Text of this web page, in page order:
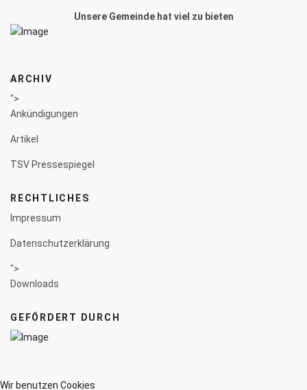
Unsere Gemeinde hat viel zu bieten
ARCHIV
">
Ankündigungen
Artikel
TSV Pressespiegel
RECHTLICHES
Impressum
Datenschutzerklärung
">
Downloads
GEFÖRDERT DURCH
Wir benutzen Cookies